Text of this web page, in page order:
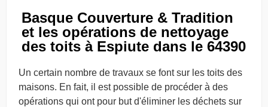
Basque Couverture & Tradition
et les opérations de nettoyage
des toits à Espiute dans le 64390
Un certain nombre de travaux se font sur les toits des
maisons. En fait, il est possible de procéder à des
opérations qui ont pour but d'éliminer les déchets sur